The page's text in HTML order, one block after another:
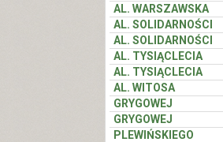
AL. WARSZAWSKA
AL. SOLIDARNOŚCI
AL. SOLIDARNOŚCI
AL. TYSIĄCLECIA
AL. TYSIĄCLECIA
AL. WITOSA
GRYGOWEJ
GRYGOWEJ
PLEWIŃSKIEGO